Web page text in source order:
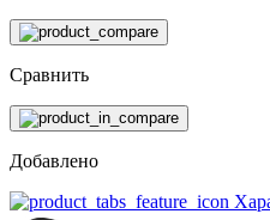
Сравнить
Добавлено